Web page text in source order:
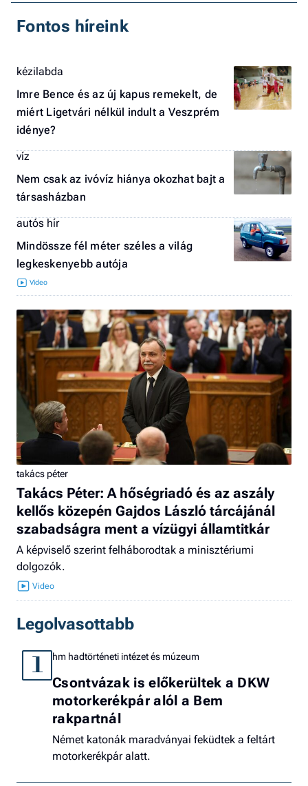
Fontos híreink
kézilabda
Imre Bence és az új kapus remekelt, de
miért Ligetvári nélkül indult a Veszprém
idénye?
víz
Nem csak az ivóvíz hiánya okozhat bajt a
társasházban
autós hír
Mindössze fél méter széles a világ
legkeskenyebb autója
takács péter
Takács Péter: A hőségriadó és az aszály
kellős közepén Gajdos László tárcájánál
szabadságra ment a vízügyi államtitkár
A képviselő szerint felháborodtak a minisztériumi
dolgozók.
Legolvasottabb
1 hm hadtörténeti intézet és múzeum
Csontvázak is előkerültek a DKW
motorkerékpár alól a Bem
rakpartnál
Német katonák maradványai feküdtek a feltárt
motorkerékpár alatt.